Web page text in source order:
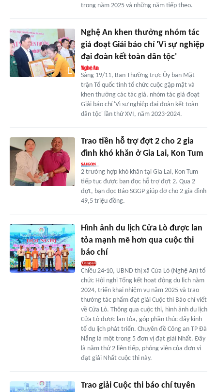
trong năm 2025 và những năm tiếp theo.
Nghệ An khen thưởng nhóm tác
giả đoạt Giải báo chí 'Vì sự nghiệp
đại đoàn kết toàn dân tộc'
Sáng 19/11, Ban Thường trực Ủy ban Mặt
trận Tổ quốc tỉnh tổ chức cuộc gặp mặt và
khen thưởng các tác giả, nhóm tác giả đoạt
Giải báo chí 'Vì sự nghiệp đại đoàn kết toàn
dân tộc' lần thứ XVI, năm 2023-2024.
Trao tiền hỗ trợ đợt 2 cho 2 gia
đình khó khăn ở Gia Lai, Kon Tum
2 trường hợp khó khăn tại Gia Lai, Kon Tum
tiếp tục được bạn đọc hỗ trợ đợt 2. Qua 2
đợt, bạn đọc Báo SGGP giúp đỡ cho 2 gia đình
49,5 triệu đồng.
Hình ảnh du lịch Cửa Lò được lan
tỏa mạnh mẽ hơn qua cuộc thi
báo chí
Chiều 24-10, UBND thị xã Cửa Lò (Nghệ An) tổ
chức Hội nghị Tổng kết hoạt động du lịch năm
2024, triển khai nhiệm vụ năm 2025 và trao
thưởng tác phẩm đạt giải Cuộc thi Báo chí viết
về Cửa Lò. Thông qua cuộc thi, hình ảnh du lịch
Cửa Lò được lan tỏa, góp phần thúc đẩy kinh
tế du lịch phát triển. Chuyên đề Công an TP Đà
Nẵng là một trong 5 đơn vị đạt giải Nhất. Đây
là năm thứ 2 liên tiếp, phóng viên của đơn vị
đạt giải Nhất cuộc thi này.
Trao giải Cuộc thi báo chí tuyên